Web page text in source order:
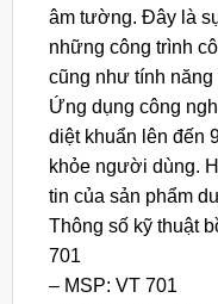
âm tường. Đây là
những công trình
cũng như tính
Ứng dụng công
diệt khuẩn lên đến
khỏe người dùng.
tin của sản phẩm
Thông số kỹ thuật
701
– MSP: VT 701